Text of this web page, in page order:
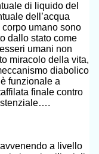
di liquido del
dell’acqua
umano sono
dallo stato come
umani non
miracolo della vita,
diabolico
funzionale a
finale contro
a livello